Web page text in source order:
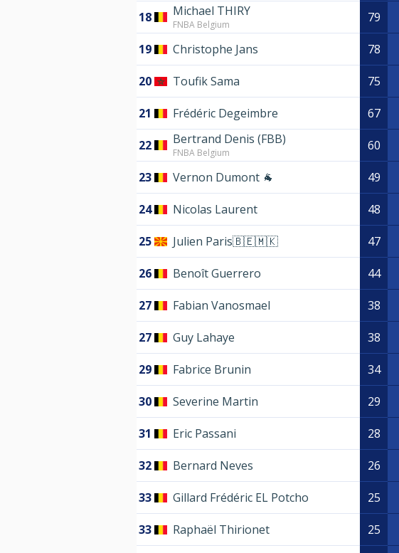
18 Michael THIRY
FNBA Belgium 79
19 Christophe Jans 78
20 Toufik Sama 75
21 Frédéric Degeimbre 67
22 Bertrand Denis (FBB)
FNBA Belgium 60
23 Vernon Dumont 🐐 49
24 Nicolas Laurent 48
25 Julien Paris🇧🇪🇲🇰 47
26 Benoît Guerrero 44
27 Fabian Vanosmael 38
27 Guy Lahaye 38
29 Fabrice Brunin 34
30 Severine Martin 29
31 Eric Passani 28
32 Bernard Neves 26
33 Gillard Frédéric EL Potcho 25
33 Raphaël Thirionet 25